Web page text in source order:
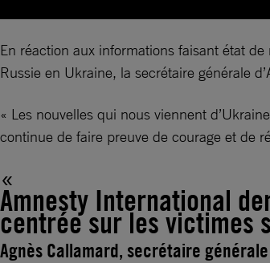
En réaction aux informations faisant état
Russie en Ukraine, la secrétaire générale
« Les nouvelles qui nous viennent
continue de faire preuve de courage et de
Amnesty International
centrée sur les victimes
Agnès Callamard, secrétaire